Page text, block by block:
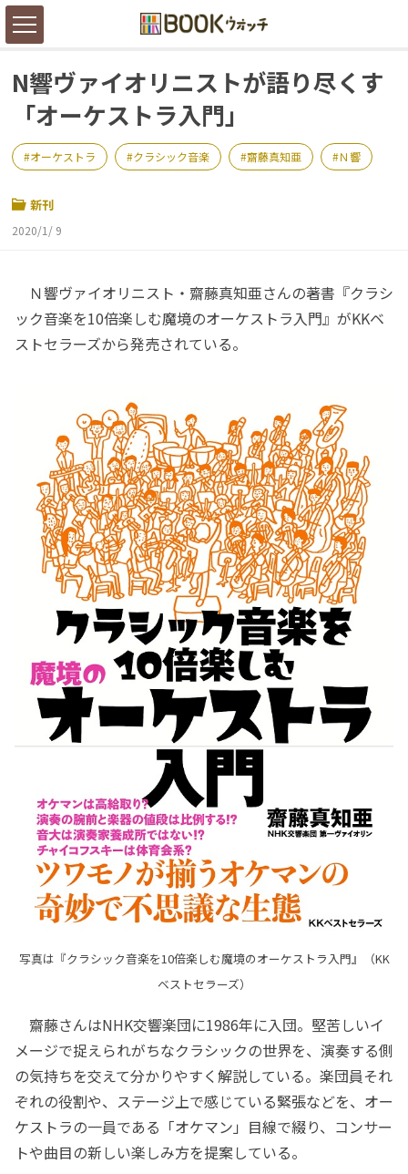
N響ヴァイオリニストが語り尽くす
「オーケストラ入門」
オーケストラ クラシック音楽 齋藤真知亜 Ｎ響
新刊
2020/1/ 9
Ｎ響ヴァイオリニスト・齋藤真知亜さんの著書『クラシ
ック音楽を10倍楽しむ魔境のオーケストラ入門』がKKベ
ストセラーズから発売されている。
写真は『クラシック音楽を10倍楽しむ魔境のオーケストラ入門』（KK
ベストセラーズ）
齋藤さんはNHK交響楽団に1986年に入団。堅苦しいイ
メージで捉えられがちなクラシックの世界を、演奏する側
の気持ちを交えて分かりやすく解説している。楽団員それ
ぞれの役割や、ステージ上で感じている緊張などを、オー
ケストラの一員である「オケマン」目線で綴り、コンサー
トや曲目の新しい楽しみ方を提案している。